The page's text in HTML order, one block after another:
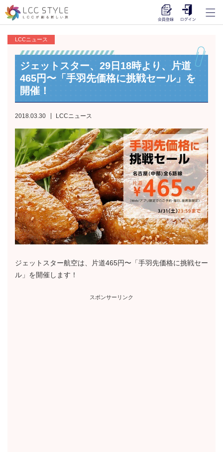
LCCニュース
ジェットスター、29日18時より、片道
465円〜「手羽先価格に挑戦セール」を
開催！
2018.03.30 LCCニュース
ジェットスター航空は、片道465円〜「手羽先価格に挑戦セー
ル」を開催します！
スポンサーリンク